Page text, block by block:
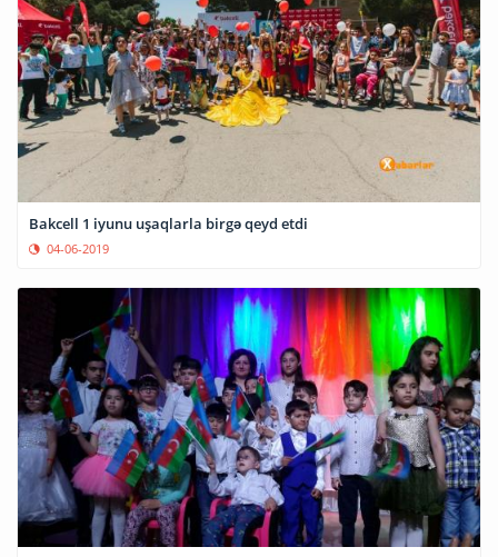
Bakcell 1 iyunu uşaqlarla birgə qeyd etdi
04-06-2019